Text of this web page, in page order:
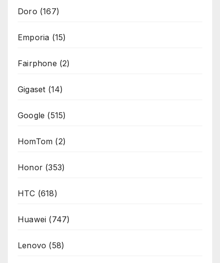
Doro (167)
Emporia (15)
Fairphone (2)
Gigaset (14)
Google (515)
HomTom (2)
Honor (353)
HTC (618)
Huawei (747)
Lenovo (58)